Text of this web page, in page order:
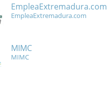
EmpleaExtremadura.com
EmpleaExtremadura.com
MIMC
MIMC